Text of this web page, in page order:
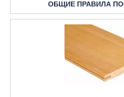
ОБЩИЕ ПРАВИЛА